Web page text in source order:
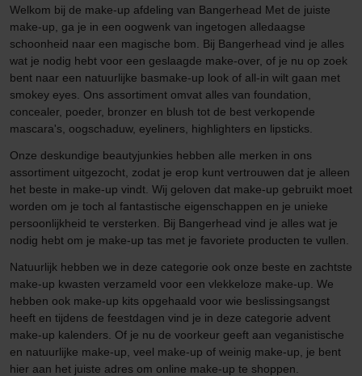
Welkom bij de make-up afdeling van Bangerhead Met de juiste
make-up, ga je in een oogwenk van ingetogen alledaagse
schoonheid naar een magische bom. Bij Bangerhead vind je alles
wat je nodig hebt voor een geslaagde make-over, of je nu op zoek
bent naar een natuurlijke basmake-up look of all-in wilt gaan met
smokey eyes. Ons assortiment omvat alles van foundation,
concealer, poeder, bronzer en blush tot de best verkopende
mascara's, oogschaduw, eyeliners, highlighters en lipsticks.
Onze deskundige beautyjunkies hebben alle merken in ons
assortiment uitgezocht, zodat je erop kunt vertrouwen dat je alleen
het beste in make-up vindt. Wij geloven dat make-up gebruikt moet
worden om je toch al fantastische eigenschappen en je unieke
persoonlijkheid te versterken. Bij Bangerhead vind je alles wat je
nodig hebt om je make-up tas met je favoriete producten te vullen.
Natuurlijk hebben we in deze categorie ook onze beste en zachtste
make-up kwasten verzameld voor een vlekkeloze make-up. We
hebben ook make-up kits opgehaald voor wie beslissingsangst
heeft en tijdens de feestdagen vind je in deze categorie advent
make-up kalenders. Of je nu de voorkeur geeft aan veganistische
en natuurlijke make-up, veel make-up of weinig make-up, je bent
hier aan het juiste adres om online make-up te shoppen.